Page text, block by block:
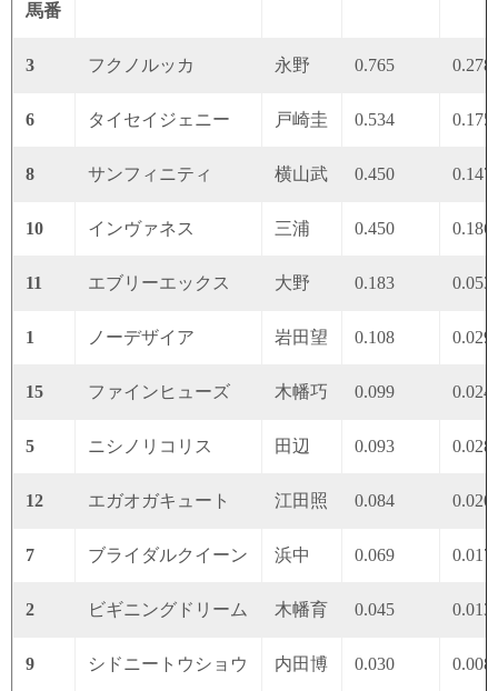
馬番
3 フクノルッカ 永野 0.765 0.278
6 タイセイジェニー 戸崎圭 0.534 0.175
8 サンフィニティ 横山武 0.450 0.147
10 インヴァネス 三浦 0.450 0.186
11 エブリーエックス 大野 0.183 0.053
1 ノーデザイア 岩田望 0.108 0.029
15 ファインヒューズ 木幡巧 0.099 0.024
5 ニシノリコリス 田辺 0.093 0.028
12 エガオガキュート 江田照 0.084 0.020
7 ブライダルクイーン 浜中 0.069 0.017
2 ビギニングドリーム 木幡育 0.045 0.013
9 シドニートウショウ 内田博 0.030 0.008